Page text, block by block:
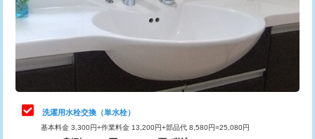
給水管工事※（塩ビ管（VP・HI）使
用（追加）/3ｍ超え)
給水管工事※（ライニング鋼管・銅
管・ポリ管・HT管使用/3ｍまで)
44,000円
給水管工事※（ライニング鋼管・銅
管・ポリ管・HT管使用/3ｍ超え)
桝清掃
止水・漏水調査・防水処理・清掃・修
理・調整・分解・加工など（軽作業）
11,000円
止水・漏水調査・防水処理・清掃・修
理・調整・分解・加工など（中作業）
22,000円
止水・漏水調査・防水処理・清掃・修
33,000円
洗濯用水栓交換（単水栓）
基本料金 3,300円+作業料金 13,200円+部品代 8,580円=25,080円